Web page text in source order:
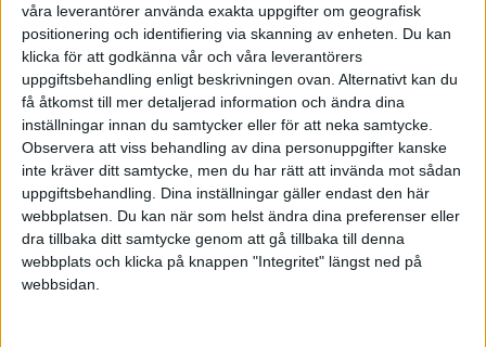
våra leverantörer använda exakta uppgifter om geografisk
positionering och identifiering via skanning av enheten. Du kan
klicka för att godkänna vår och våra leverantörers
uppgiftsbehandling enligt beskrivningen ovan. Alternativt kan du
få åtkomst till mer detaljerad information och ändra dina
inställningar innan du samtycker eller för att neka samtycke.
Observera att viss behandling av dina personuppgifter kanske
inte kräver ditt samtycke, men du har rätt att invända mot sådan
uppgiftsbehandling. Dina inställningar gäller endast den här
webbplatsen. Du kan när som helst ändra dina preferenser eller
dra tillbaka ditt samtycke genom att gå tillbaka till denna
webbplats och klicka på knappen "Integritet" längst ned på
webbsidan.
Har en webbutik som jag startade i början av
december. Har ganska så bra trafik men väldigt
få som handlar?!
Har nu även butik på tradera där det handlas
mera.
Konstruktiv feedback vore toppen!
Mvh